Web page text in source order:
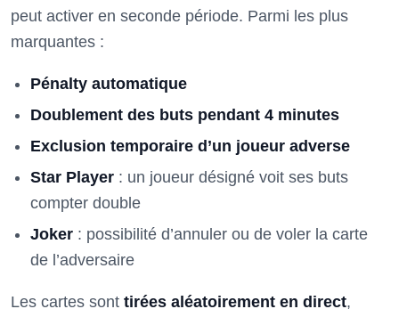
peut activer en seconde période. Parmi les plus
marquantes :
Pénalty automatique
Doublement des buts pendant 4 minutes
Exclusion temporaire d’un joueur adverse
Star Player : un joueur désigné voit ses buts
compter double
Joker : possibilité d’annuler ou de voler la carte
de l’adversaire
Les cartes sont tirées aléatoirement en direct,